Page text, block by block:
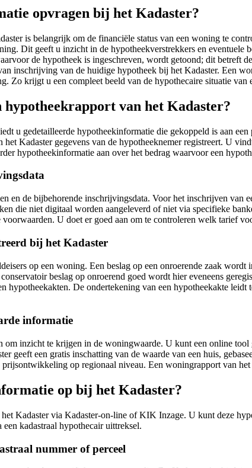
opvragen bij het Kadaster?
is belangrijk om de financiële status van een woning te
Dit geeft u inzicht in de hypotheekverstrekkers en
de hypotheek is ingeschreven, wordt getoond; dit betreft
inschrijving van de huidige hypotheek bij het Kadaster. Een
Zo krijgt u een compleet beeld van de hypothecaire situatie van
hypotheekrapport van het Kadaster?
u gedetailleerde hypotheekinformatie die gekoppeld is aan
het Kadaster gegevens van de hypotheeknemer registreert. U
hypotheekinformatie aan over het bedrag waarvoor een
en de bijbehorende inschrijvingsdata. Voor het inschrijven van
die niet digitaal worden aangeleverd of niet via specifieke
U doet er goed aan om te controleren welk tarief
bij het Kadaster
op een woning. Een beslag op een onroerende zaak
beslag op onroerend goed wordt hier eveneens
hypotheekakten. De ondertekening van een hypotheekakte
informatie
om inzicht te krijgen in de woningwaarde. U kunt een online
geeft een gratis inschatting van de waarde van een huis,
op regionaal niveau. Een woningrapport van
op bij het Kadaster?
Kadaster via Kadaster-on-line of KIK Inzage. U kunt deze
kadastraal hypothecair uittreksel.
nummer of perceel